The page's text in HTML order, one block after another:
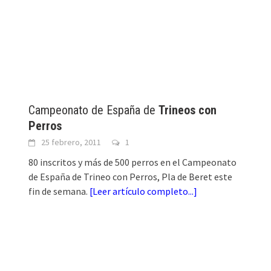
Campeonato de España deTrineos con
Perros
25 febrero, 2011 1
80 inscritos y más de 500 perros en el Campeonato
de España de Trineo con Perros, Pla de Beret este
fin de semana. [Leer artículo completo...]